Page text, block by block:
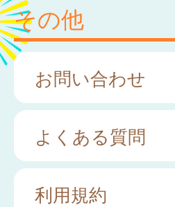
その他
お問い合わせ
よくある質問
利用規約